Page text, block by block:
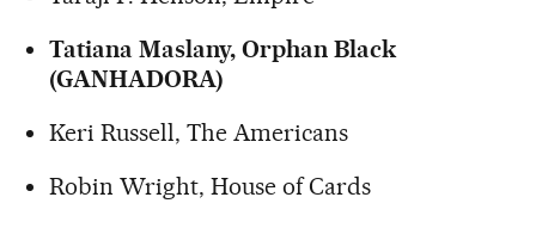
Tatiana Maslany, Orphan Black
(GANHADORA)
Keri Russell, The Americans
Robin Wright, House of Cards